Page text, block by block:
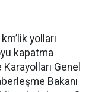
yolları
kapatma
Genel
Bakanı